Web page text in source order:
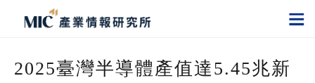
2025臺灣半導體產值達5.45兆新